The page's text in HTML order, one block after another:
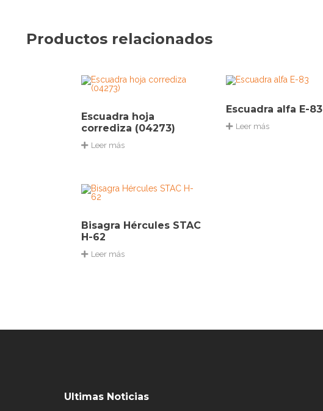
Productos relacionados
Escuadra hoja
corrediza (04273)
Leer más
Escuadra alfa E-83
Leer más
Bisagra Hércules STAC
H-62
Leer más
Ultimas Noticias